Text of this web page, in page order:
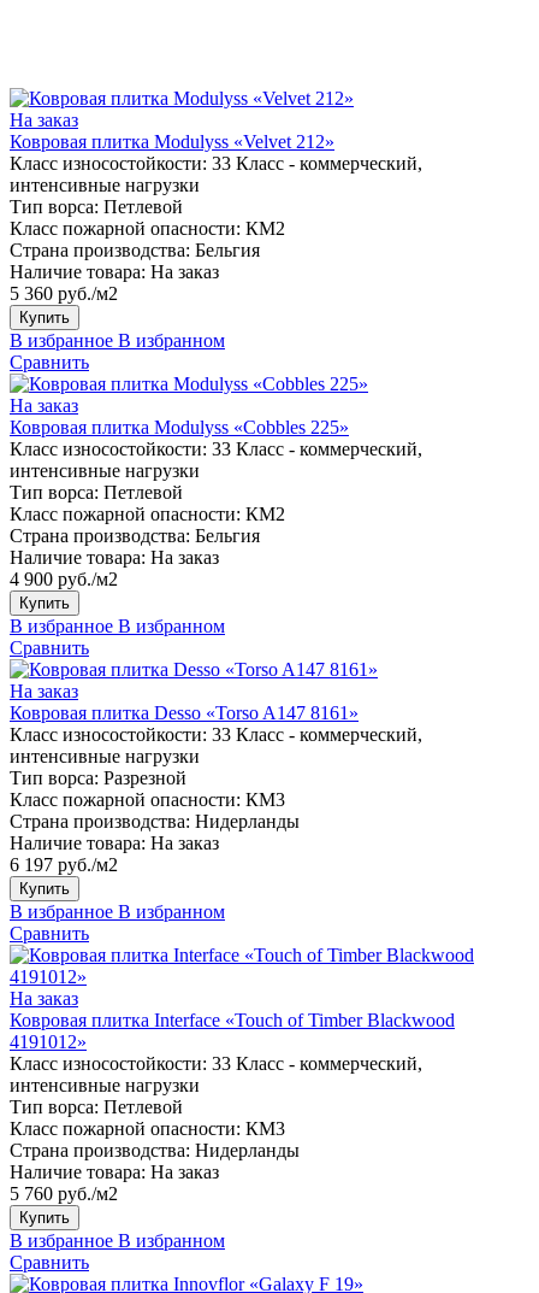
На заказ
Ковровая плитка Modulyss «Velvet 212»
Класс износостойкости: 33 Класс - коммерческий,
интенсивные нагрузки
Тип ворса: Петлевой
Класс пожарной опасности: КМ2
Страна производства: Бельгия
Наличие товара: На заказ
5 360 руб./м2
Купить
В избранное В избранном
Сравнить
На заказ
Ковровая плитка Modulyss «Cobbles 225»
Класс износостойкости: 33 Класс - коммерческий,
интенсивные нагрузки
Тип ворса: Петлевой
Класс пожарной опасности: КМ2
Страна производства: Бельгия
Наличие товара: На заказ
4 900 руб./м2
Купить
В избранное В избранном
Сравнить
На заказ
Ковровая плитка Desso «Torso A147 8161»
Класс износостойкости: 33 Класс - коммерческий,
интенсивные нагрузки
Тип ворса: Разрезной
Класс пожарной опасности: КМ3
Страна производства: Нидерланды
Наличие товара: На заказ
6 197 руб./м2
Купить
В избранное В избранном
Сравнить
На заказ
Ковровая плитка Interface «Touch of Timber Blackwood
4191012»
Класс износостойкости: 33 Класс - коммерческий,
интенсивные нагрузки
Тип ворса: Петлевой
Класс пожарной опасности: КМ3
Страна производства: Нидерланды
Наличие товара: На заказ
5 760 руб./м2
Купить
В избранное В избранном
Сравнить